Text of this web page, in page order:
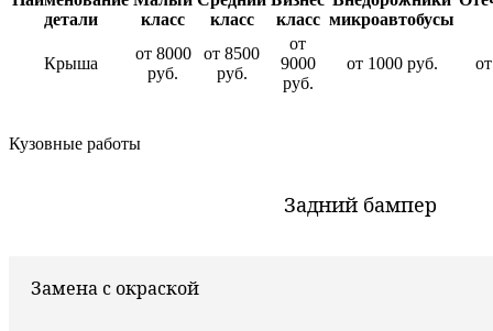
детали
класс
класс
класс микроавтобусы
Крыша
от 8000
руб.
от 8500
руб.
от
9000
руб.
от 1000 руб.
Кузовные работы
Задний бампер
Замена с окраской